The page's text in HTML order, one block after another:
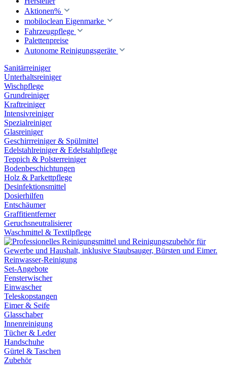
Aktionen%
mobiloclean Eigenmarke
Fahrzeugpflege
Palettenpreise
Autonome Reinigungsgeräte
Sanitärreiniger
Unterhaltsreiniger
Wischpflege
Grundreiniger
Kraftreiniger
Intensivreiniger
Spezialreiniger
Glasreiniger
Geschirrreiniger & Spülmittel
Edelstahlreiniger & Edelstahlpflege
Teppich & Polsterreiniger
Bodenbeschichtungen
Holz & Parkettpflege
Desinfektionsmittel
Dosierhilfen
Entschäumer
Graffitientferner
Geruchsneutralisierer
Waschmittel & Textilpflege
Reinwasser-Reinigung
Set-Angebote
Fensterwischer
Einwascher
Teleskopstangen
Eimer & Seife
Glasschaber
Innenreinigung
Tücher & Leder
Handschuhe
Gürtel & Taschen
Zubehör